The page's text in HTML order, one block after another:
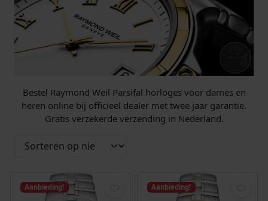
Bestel Raymond Weil Parsifal horloges voor dames en
heren online bij officieel dealer met twee jaar garantie.
Gratis verzekerde verzending in Nederland.
Aanbieding! Aanbieding!